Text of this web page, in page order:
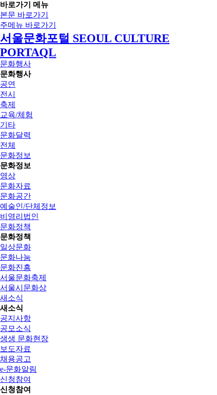
바로가기 메뉴
본문 바로가기
주메뉴 바로가기
서울문화포털 SEOUL CULTURE
PORTAQL
문화행사
문화행사
공연
전시
축제
교육/체험
기타
문화달력
전체
문화정보
문화정보
영상
문화자료
문화공간
예술인/단체정보
비영리법인
문화정책
문화정책
일상문화
문화나눔
문화진흥
서울문화축제
서울시문화상
새소식
새소식
공지사항
공모소식
생생 문화현장
보도자료
채용공고
e-문화알림
신청참여
신청참여